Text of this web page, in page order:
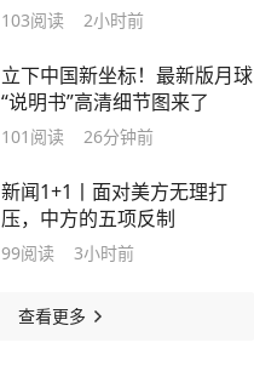
103阅读 2小时前
立下中国新坐标！最新版月球
“说明书”高清细节图来了
101 阅读 26分钟前
新闻1+1丨面对美方无理打
压，中方的五项反制
99阅读 3小时前
查看更多